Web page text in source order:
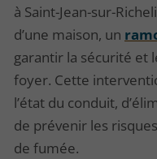
à Saint-Jean-sur-
d’une maison, un
garantir la sécurité et
foyer. Cette
l’état du conduit,
de prévenir les
de fumée.